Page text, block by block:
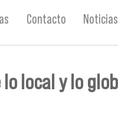
Contacto Noticias
local y lo